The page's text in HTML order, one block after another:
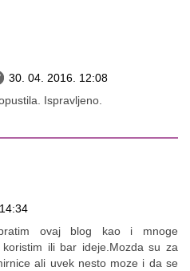
30. 04. 2016. 12:08
Ispravljeno.
ovaj blog kao i mnoge
ili bar ideje.Mozda su za
ali uvek nesto moze i da se